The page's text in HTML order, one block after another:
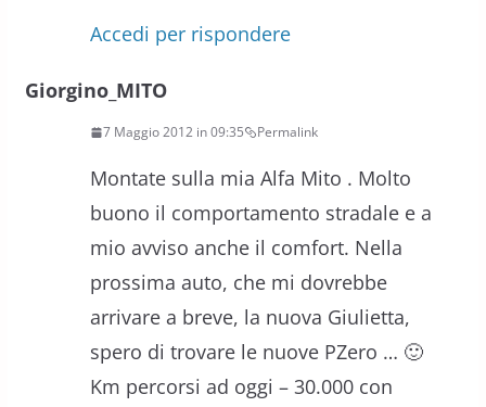
Accedi per rispondere
Giorgino_MITO
7 Maggio 2012 in 09:35 Permalink
Montate sulla mia Alfa Mito . Molto
buono il comportamento stradale e a
mio avviso anche il comfort. Nella
prossima auto, che mi dovrebbe
arrivare a breve, la nuova Giulietta,
spero di trovare le nuove PZero … 🙂
Km percorsi ad oggi – 30.000 con